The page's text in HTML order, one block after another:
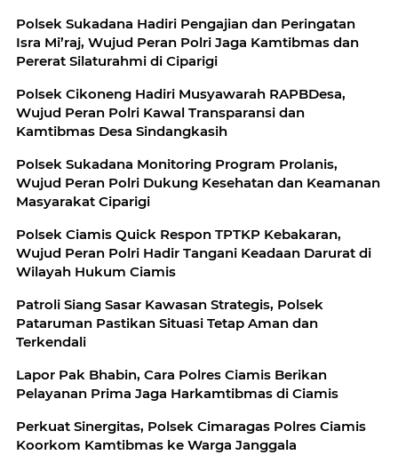
Polsek Sukadana Hadiri Pengajian dan Peringatan
Isra Mi’raj, Wujud Peran Polri Jaga Kamtibmas dan
Pererat Silaturahmi di Ciparigi
Polsek Cikoneng Hadiri Musyawarah RAPBDesa,
Wujud Peran Polri Kawal Transparansi dan
Kamtibmas Desa Sindangkasih
Polsek Sukadana Monitoring Program Prolanis,
Wujud Peran Polri Dukung Kesehatan dan Keamanan
Masyarakat Ciparigi
Polsek Ciamis Quick Respon TPTKP Kebakaran,
Wujud Peran Polri Hadir Tangani Keadaan Darurat di
Wilayah Hukum Ciamis
Patroli Siang Sasar Kawasan Strategis, Polsek
Pataruman Pastikan Situasi Tetap Aman dan
Terkendali
Lapor Pak Bhabin, Cara Polres Ciamis Berikan
Pelayanan Prima Jaga Harkamtibmas di Ciamis
Perkuat Sinergitas, Polsek Cimaragas Polres Ciamis
Koorkom Kamtibmas ke Warga Janggala